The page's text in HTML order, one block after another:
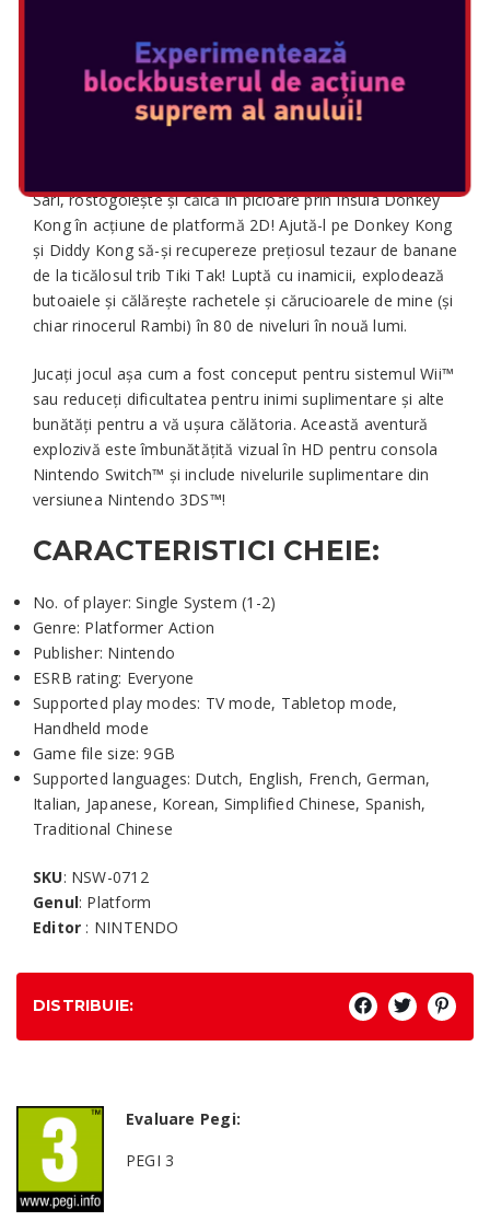
RETURNS HD
Data Lansării: ian 16, 2025
Sari, rostogolește și călcă în picioare prin Insula Donkey
Kong în acțiune de platformă 2D! Ajută-l pe Donkey Kong
și Diddy Kong să-și recupereze prețiosul tezaur de banane
de la ticălosul trib Tiki Tak! Luptă cu inamicii, explodează
butoaiele și călărește rachetele și cărucioarele de mine (și
chiar rinocerul Rambi) în 80 de niveluri în nouă lumi.
Jucați jocul așa cum a fost conceput pentru sistemul Wii™
sau reduceți dificultatea pentru inimi suplimentare și alte
bunătăți pentru a vă ușura călătoria. Această aventură
explozivă este îmbunătățită vizual în HD pentru consola
Nintendo Switch™ și include nivelurile suplimentare din
versiunea Nintendo 3DS™!
CARACTERISTICI CHEIE:
No. of player: Single System (1-2)
Genre: Platformer Action
Publisher: Nintendo
ESRB rating: Everyone
Supported play modes: TV mode, Tabletop mode,
Handheld mode
Game file size: 9GB
Supported languages: Dutch, English, French, German,
Italian, Japanese, Korean, Simplified Chinese, Spanish,
Traditional Chinese
SKU: NSW-0712
Genul: Platform
Editor : NINTENDO
DISTRIBUIE:
Evaluare Pegi:
PEGI 3